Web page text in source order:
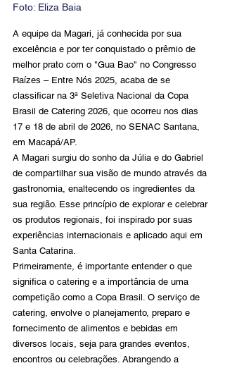
Foto: Eliza Baia
A equipe da Magari, já conhecida por sua
excelência e por ter conquistado o prêmio de
melhor prato com o "Gua Bao" no Congresso
Raízes – Entre Nós 2025, acaba de se
classificar na 3ª Seletiva Nacional da Copa
Brasil de Catering 2026, que ocorreu nos dias
17 e 18 de abril de 2026, no SENAC Santana,
em Macapá/AP.
A Magari surgiu do sonho da Júlia e do Gabriel
de compartilhar sua visão de mundo através da
gastronomia, enaltecendo os ingredientes da
sua região. Esse princípio de explorar e celebrar
os produtos regionais, foi inspirado por suas
experiências internacionais e aplicado aqui em
Santa Catarina.
Primeiramente, é importante entender o que
significa o catering e a importância de uma
competição como a Copa Brasil. O serviço de
catering, envolve o planejamento, preparo e
fornecimento de alimentos e bebidas em
diversos locais, seja para grandes eventos,
encontros ou celebrações. Abrangendo a